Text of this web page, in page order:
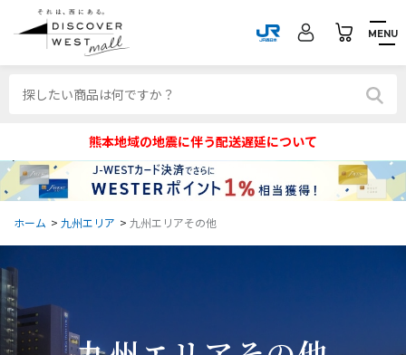
MENU
熊本地域の地震に伴う配送遅延について
ホーム > 九州エリア > 九州エリアその他